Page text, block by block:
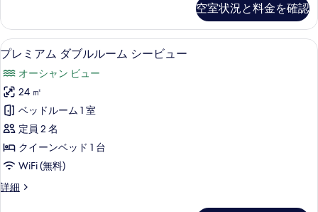
す
る
す
べ
て
の
写
真
を
表
示
ス
イ
ー
(with
View)
の
詳
細
空室状況と料金を確認
プ
レ
ミ
ア
ム
ダ
ブ
ル
ル
1 室のベッドルーム、高級寝具、羽
7
プレミアム ダブルルーム シービュー
オーシャン ビュー
24 ㎡
ベッドルーム 1 室
定員 2 名
クイーンベッド 1 台
WiFi (無料)
詳細
プ